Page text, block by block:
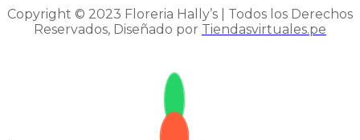
Copyright © 2023 Floreria Hally’s | Todos los Derechos
Reservados, Diseñado por Tiendasvirtuales.pe